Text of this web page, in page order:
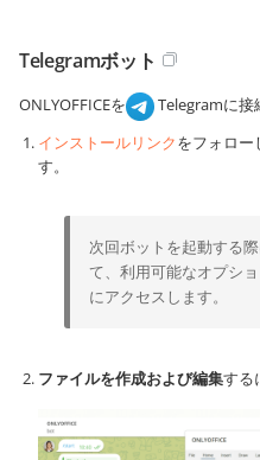
Telegramボット
ONLYOFFICEを
Telegramに接
インストールリンクをフォロー
す。
次回ボットを起動する際
て、利用可能なオプシ
にアクセスします。
ファイルを作成および編集する